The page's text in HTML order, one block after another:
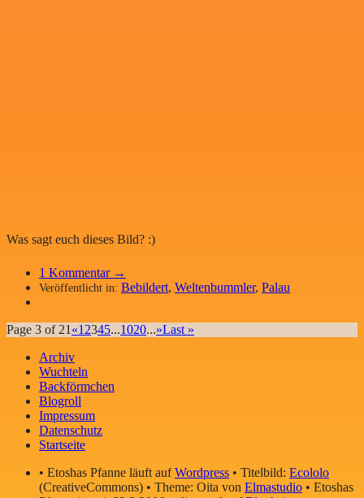
Was sagt euch dieses Bild? :)
1 Kommentar →
Veröffentlicht in: Bebildert, Weltenbummler, Palau
Page 3 of 21 «1 2345...1020...»Last »
Archiv
Wuchteln
Backförmchen
Blogroll
Impressum
Datenschutz
Startseite
• Etoshas Pfanne läuft aufWordpress • Titelbild: Ecololo
(CreativeCommons) • Theme: Oita von Elmastudio • Etoshas